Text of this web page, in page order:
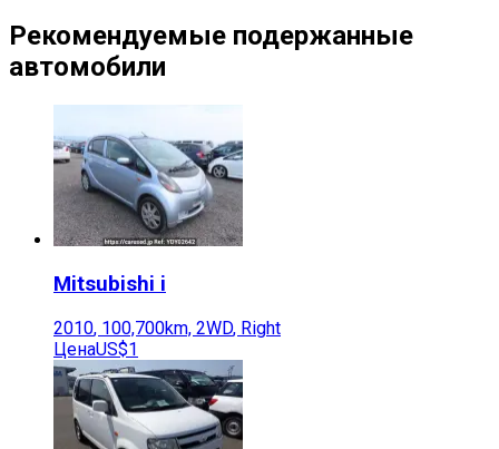
Рекомендуемые подержанные
автомобили
Mitsubishi i
2010, 100,700km, 2WD, Right
ЦенаUS$1